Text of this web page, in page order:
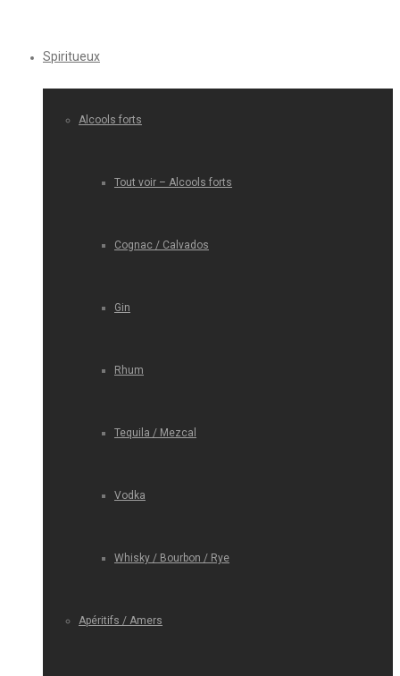
Spiritueux
Alcools forts
Tout voir – Alcools forts
Cognac / Calvados
Gin
Rhum
Tequila / Mezcal
Vodka
Whisky / Bourbon / Rye
Apéritifs / Amers